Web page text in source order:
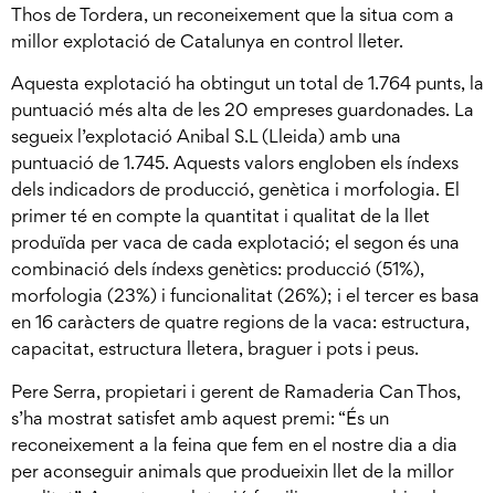
Thos de Tordera, un reconeixement que la situa com a
millor explotació de Catalunya en control lleter.
Aquesta explotació ha obtingut un total de 1.764 punts, la
puntuació més alta de les 20 empreses guardonades. La
segueix l’explotació Anibal S.L (Lleida) amb una
puntuació de 1.745. Aquests valors engloben els índexs
dels indicadors de producció, genètica i morfologia. El
primer té en compte la quantitat i qualitat de la llet
produïda per vaca de cada explotació; el segon és una
combinació dels índexs genètics: producció (51%),
morfologia (23%) i funcionalitat (26%); i el tercer es basa
en 16 caràcters de quatre regions de la vaca: estructura,
capacitat, estructura lletera, braguer i pots i peus.
Pere Serra, propietari i gerent de Ramaderia Can Thos,
s’ha mostrat satisfet amb aquest premi: “És un
reconeixement a la feina que fem en el nostre dia a dia
per aconseguir animals que produeixin llet de la millor